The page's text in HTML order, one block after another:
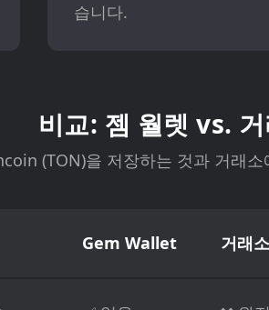
습니다.
비교: 젬 월렛 vs.
(TON)을 저장하는 것과 거래
Gem Wallet 거래